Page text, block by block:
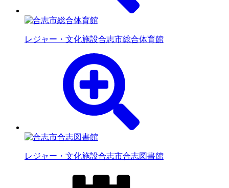
レジャー・文化施設合志市総合体育館
レジャー・文化施設合志市合志図書館